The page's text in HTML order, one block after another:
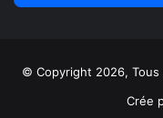
de
© Copyright 2026,
Crée